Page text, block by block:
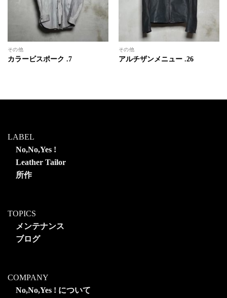
その他
カラービスポーク .7
その他
アルチザンメニュー .26
LABEL
No,No,Yes !
Leather Tailor
所作
TOPICS
メンテナンス
ブログ
COMPANY
No,No,Yes ! について